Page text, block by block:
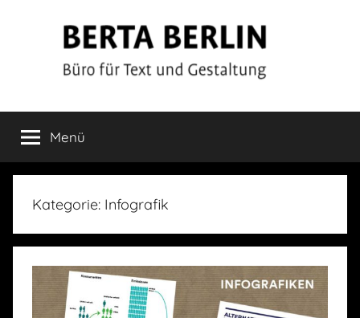
Berta
Berlin
Text
und
Gestaltung
Menü
Kategorie: Infografik